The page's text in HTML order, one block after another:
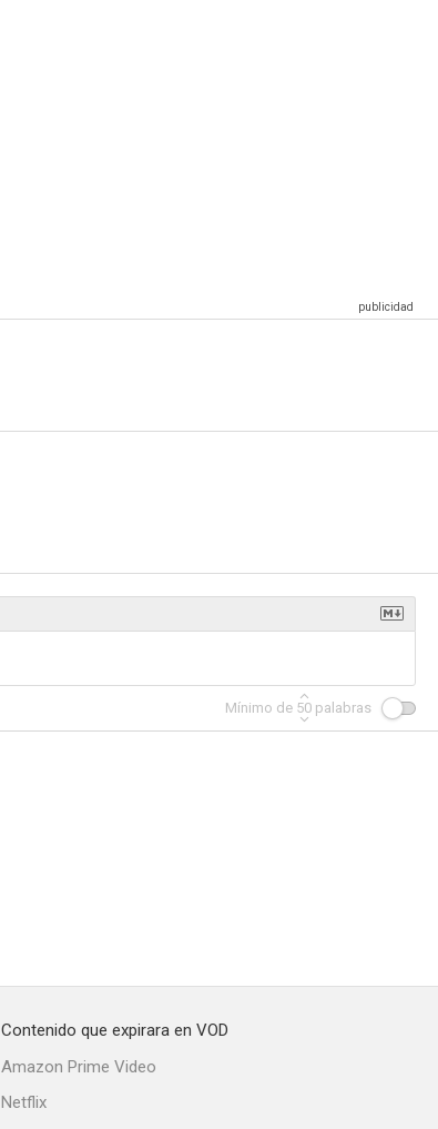
Mínimo de 50 palabras
Contenido que expirara en VOD
Amazon Prime Video
Netflix